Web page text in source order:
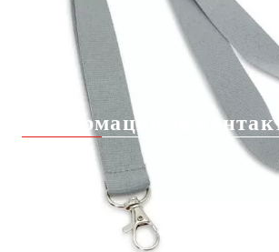
Бисквитки
Контакт с нас
Доставка
Информация за контакт
info@giftbg.com
0884 22 38 56